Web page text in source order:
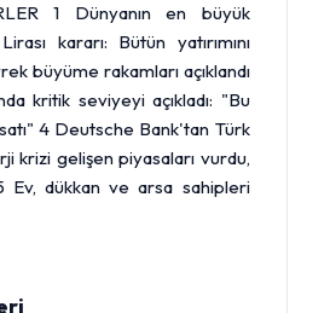
1 Dünyanın en büyük
kararı: Bütün yatırımını
büyüme rakamları açıklandı
kritik seviyeyi açıkladı: "Bu
4 Deutsche Bank'tan Türk
krizi gelişen piyasaları vurdu,
Ev, dükkan ve arsa sahipleri